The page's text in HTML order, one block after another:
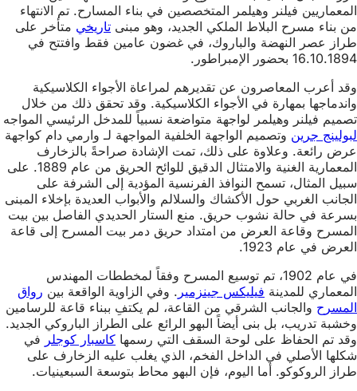
المعماريين فيلنر وهيلمر المتخصصين في بناء المسارح. تم الانتهاء
من بناء مسرح البلاط الملكي الجديد، وهو مبنى تاريخي متأخر على
طراز عصر النهضة والباروك، في غضون عامين فقط وافتتح في
16.10.1894 بحضور الإمبراطور.
وقد أعرب المعاصرون عن تقديرهم لمراعاة الأجواء الكلاسيكية
واندماجها بمهارة في الأجواء الكلاسيكية. وقد تحقق ذلك من خلال
تصميم فيلنر وهيلمر لواجهة متواضعة نسبياً للمدخل الرئيسي المواجه
لبولينج جرين وتصميم الواجهة الخلفية المواجهة لـ وارمي دام كواجهة
عرض رائعة. وعلاوة على ذلك، تمت الإشادة صراحةً بالزخارف
المعمارية الغنية والامتثال الدقيق للوائح الحريق من عام 1889. على
سبيل المثال، تسمح النوافذ الفرنسية المؤدية إلى الشرفة على
الجانب الغربي حول الأكشاك والسلالم والأبواب العديدة بإخلاء المبنى
بسرعة في حالة نشوب حريق. منع الستار الحديدي الفاصل بين بيت
المسرح وقاعة العرض من امتداد حريق دمر بيت المسرح إلى قاعة
العرض في عام 1923.
في عام 1902، تم توسيع المسرح وفقاً لمخططات المهندس
المعماري للمدينة فيليكس جينزمير . وفي الزاوية الواقعة بين رواق
المسرح والجانب الشرقي من القاعة، لم يكتفِ ببناء قاعة للرسامين
وخشبة تدريب، بل بنى أيضاً البهو الرائع على الطراز الباروكي الجديد.
وقد تم الحفاظ على لوحة السقف التي رسمها كاسبار كوجلر في
شكلها الأصلي في الداخل الفخم، الذي يغلب عليه الزخارف على
طراز الروكوكو. أما اليوم، فإن البهو محاط بتوسعة السبعينيات.